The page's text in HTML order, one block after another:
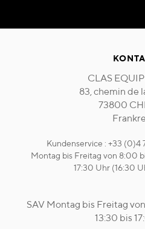
CLAS
83, chemin de
73800
Kundenservice : +33 (0)4
Montag bis Freitag von 8:00
17:30 Uhr (16:30
SAV Montag bis Freitag
13:30 bis